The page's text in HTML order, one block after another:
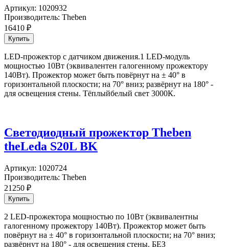
Артикул: 1020932
Производитель: Theben
16410 ₽
LED-прожектор с датчиком движения.1 LED-модуль
мощностью 10Вт (эквивалентен галогенному прожектору
140Вт). Прожектор может быть повёрнут на ± 40° в
горизонтальной плоскости; на 70° вниз; развёрнут на 180° -
для освещения стены. Тёплыйбелый свет 3000К.
Светодиодный прожектор Theben
theLeda S20L BK
Артикул: 1020724
Производитель: Theben
21250 ₽
2 LED-прожектора мощностью по 10Вт (эквивалентны
галогенному прожектору 140Вт). Прожектор может быть
повёрнут на ± 40° в горизонтальной плоскости; на 70° вниз;
развёрнут на 180° - для освещения стены. БЕЗ